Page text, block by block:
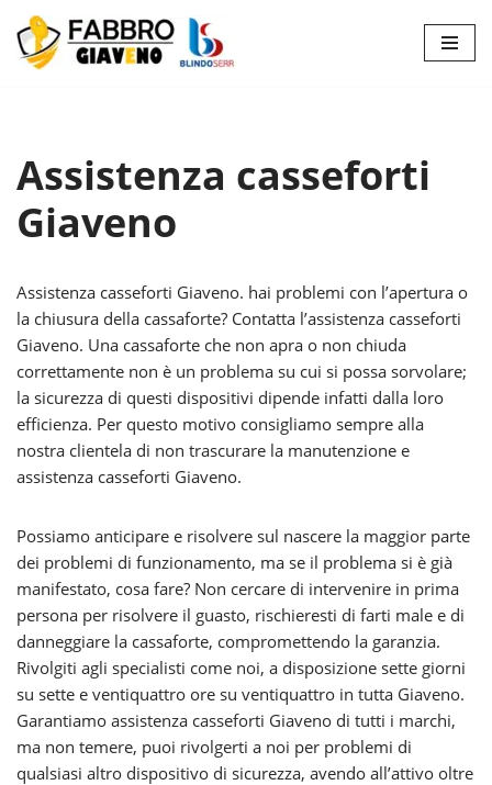
Vai
Assistenza casseforti
Giaveno
Assistenza casseforti Giaveno. hai problemi con l’apertura o
la chiusura della cassaforte? Contatta l’assistenza casseforti
Giaveno. Una cassaforte che non apra o non chiuda
correttamente non è un problema su cui si possa sorvolare;
la sicurezza di questi dispositivi dipende infatti dalla loro
efficienza. Per questo motivo consigliamo sempre alla
nostra clientela di non trascurare la manutenzione e
assistenza casseforti Giaveno.
Possiamo anticipare e risolvere sul nascere la maggior parte
dei problemi di funzionamento, ma se il problema si è già
manifestato, cosa fare? Non cercare di intervenire in prima
persona per risolvere il guasto, rischieresti di farti male e di
danneggiare la cassaforte, compromettendo la garanzia.
Rivolgiti agli specialisti come noi, a disposizione sette giorni
su sette e ventiquattro ore su ventiquattro in tutta Giaveno.
Garantiamo assistenza casseforti Giaveno di tutti i marchi,
ma non temere, puoi rivolgerti a noi per problemi di
qualsiasi altro dispositivo di sicurezza, avendo all’attivo oltre